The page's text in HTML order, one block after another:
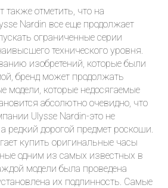
отметить, что на
Nardin все еще продолжает
ограниченные серии
технического уровня.
изобретений, которые были
бренд может продолжать
модели, которые недосягаемые
абсолютно очевидно, что
Ulysse Nardin-это не
редкий дорогой предмет роскоши.
купить оригинальные часы
одним из самых известных в
модели была проведена
их подлинность. Самые